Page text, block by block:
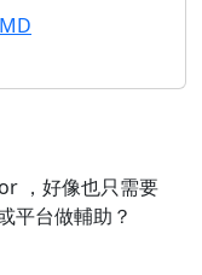
，好像也只需要
平台做輔助？